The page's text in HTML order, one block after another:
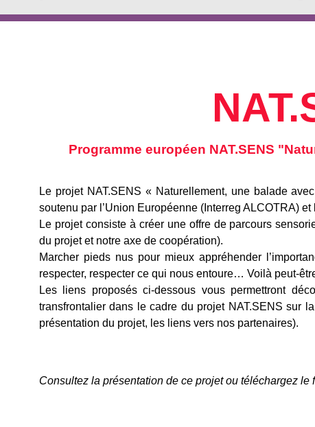
Programme européen NAT.SENS
Le projet NAT.SENS « Naturellement, une balade
soutenu par l’Union Européenne (Interreg ALCOTRA)
Le projet consiste à créer une offre de parcours
du projet et notre axe de coopération).
Marcher pieds nus pour mieux appréhender
respecter, respecter ce qui nous entoure… Voilà peut-
Les liens proposés ci-dessous vous permettront
transfrontalier dans le cadre du projet NAT.SENS sur
présentation du projet, les liens vers nos partenaires).
Consultez la pré­sen­ta­tion de ce projet ou télé­char­gez le